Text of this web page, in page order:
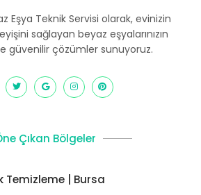
Eşya Teknik Servisi olarak, evinizin
sağlayan beyaz eşyalarınızın
güvenilir çözümler sunuyoruz.
Çıkan Bölgeler
Temizleme | Bursa